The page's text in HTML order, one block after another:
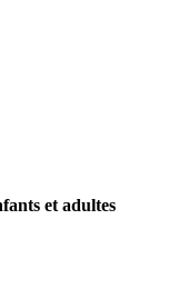
et adultes